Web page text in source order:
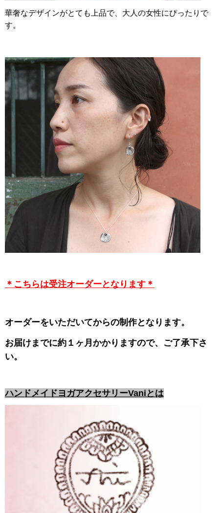
華奢なデザインがとても上品で、大人の女性にぴったりで
す。
＊こちらは受注オーダーとなります＊
オーダーをいただいてからの制作となります。
お届けまでに約１ヶ月かかりますので、ご了承下さ
い。
ハンドメイドヨガアクセサリーVaniとは